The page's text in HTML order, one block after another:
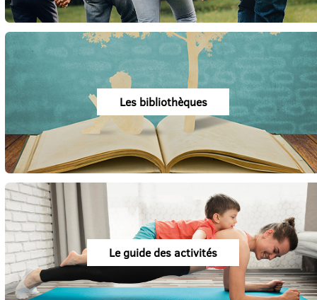
Les bibliothèques
Le guide des activités